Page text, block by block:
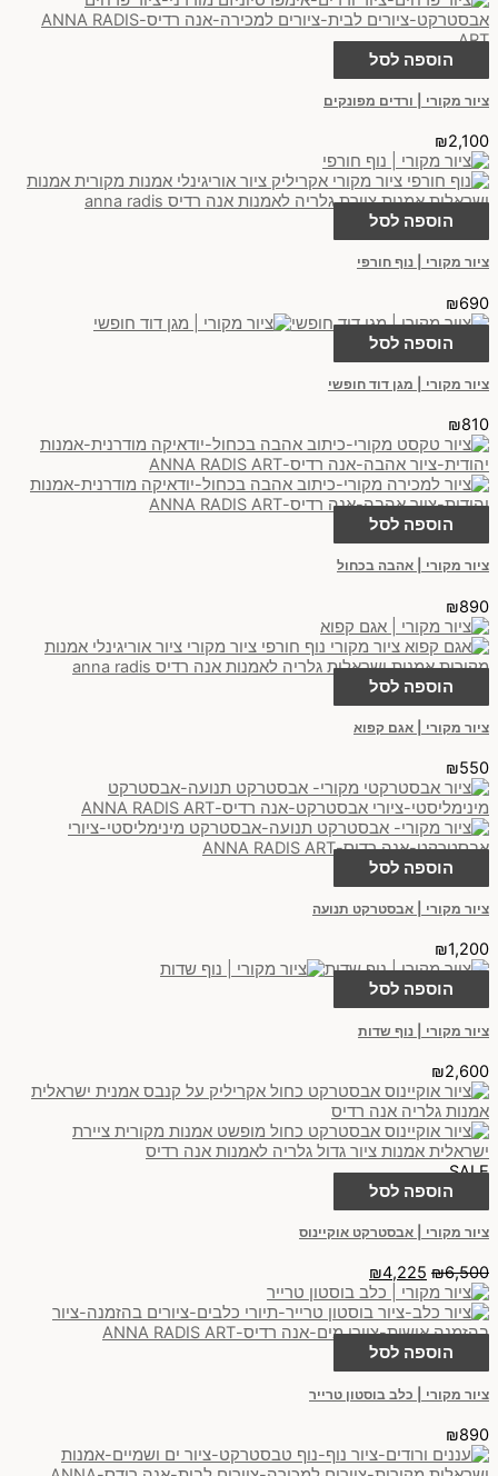
הוספה לסל
ציור מקורי | ורדים מפונקים
₪2,100
הוספה לסל
ציור מקורי | נוף חורפי
₪690
הוספה לסל
ציור מקורי | מגן דוד חופשי
₪810
הוספה לסל
ציור מקורי | אהבה בכחול
₪890
הוספה לסל
ציור מקורי | אגם קפוא
₪550
הוספה לסל
ציור מקורי | אבסטרקט תנועה
₪1,200
הוספה לסל
ציור מקורי | נוף שדות
₪2,600
SALE
הוספה לסל
ציור מקורי | אבסטרקט אוקיינוס
₪6,500
₪4,225
הוספה לסל
ציור מקורי | כלב בוסטון טרייר
₪890